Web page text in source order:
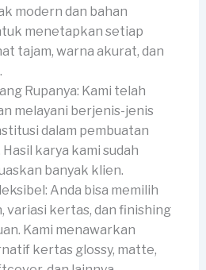
modern dan bahan
menetapkan setiap
tajam, warna akurat, dan
Rupanya: Kami telah
melayani berjenis-jenis
dalam pembuatan
karya kami sudah
banyak klien.
Anda bisa memilih
variasi kertas, dan finishing
Kami menawarkan
kertas glossy, matte,